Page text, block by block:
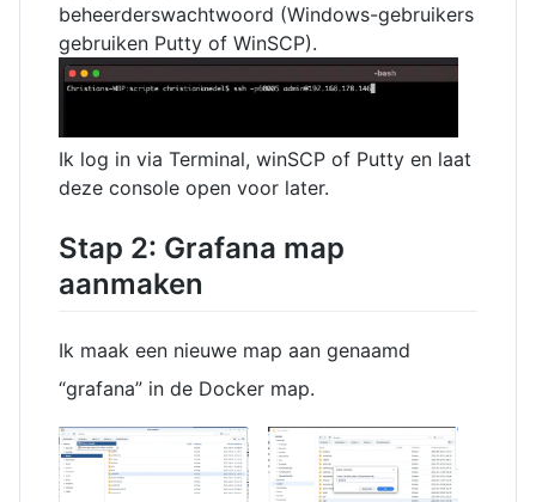
beheerderswachtwoord (Windows-gebruikers
gebruiken Putty of WinSCP).
Ik log in via Terminal, winSCP of Putty en laat
deze console open voor later.
Stap 2: Grafana map
aanmaken
Ik maak een nieuwe map aan genaamd
“grafana” in de Docker map.